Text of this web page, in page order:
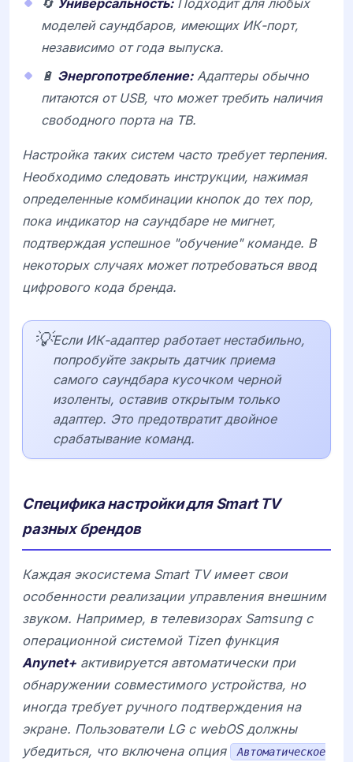
моделей саундбаров, имеющих ИК-порт,
независимо от года выпуска.
🔋 Энергопотребление:Адаптеры обычно
питаются от USB, что может требить наличия
свободного порта на ТВ.
Настройка таких систем часто требует терпения.
Необходимо следовать инструкции, нажимая
определенные комбинации кнопок до тех пор,
пока индикатор на саундбаре не мигнет,
подтверждая успешное "обучение" команде. В
некоторых случаях может потребоваться ввод
цифрового кода бренда.
💡Если ИК-адаптер работает нестабильно,
попробуйте закрыть датчик приема
самого саундбара кусочком черной
изоленты, оставив открытым только
адаптер. Это предотвратит двойное
срабатывание команд.
Специфика настройки для Smart TV
разных брендов
Каждая экосистема Smart TV имеет свои
особенности реализации управления внешним
звуком. Например, в телевизорах Samsungс
операционной системой Tizen функция
Anynet+ активируется автоматически при
обнаружении совместимого устройства, но
иногда требует ручного подтверждения на
экране. Пользователи LGс webOS должны
убедиться, что включена опция
Автоматическое